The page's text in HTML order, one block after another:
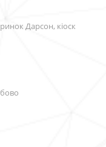
Дарсон, кіоск